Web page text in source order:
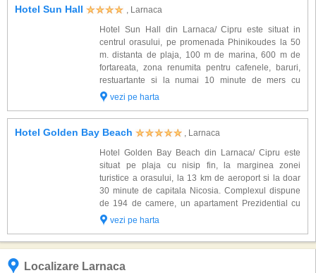
Hotel Sun Hall
, Larnaca
Hotel Sun Hall din Larnaca/ Cipru este situat in
centrul orasului, pe promenada Phinikoudes la 50
m. distanta de plaja, 100 m de marina, 600 m de
fortareata, zona renumita pentru cafenele, baruri,
restuartante si la numai 10 minute de mers cu
masina fata de aeroport. Complexul dispune de 113
vezi pe harta
Hotel Golden Bay Beach
, Larnaca
Hotel Golden Bay Beach din Larnaca/ Cipru este
situat pe plaja cu nisip fin, la marginea zonei
turistice a orasului, la 13 km de aeroport si la doar
30 minute de capitala Nicosia. Complexul dispune
de 194 de camere, un apartament Prezidential cu
doua dormitoare, Grand Suite si Mini Suite complet
vezi pe harta
Localizare Larnaca